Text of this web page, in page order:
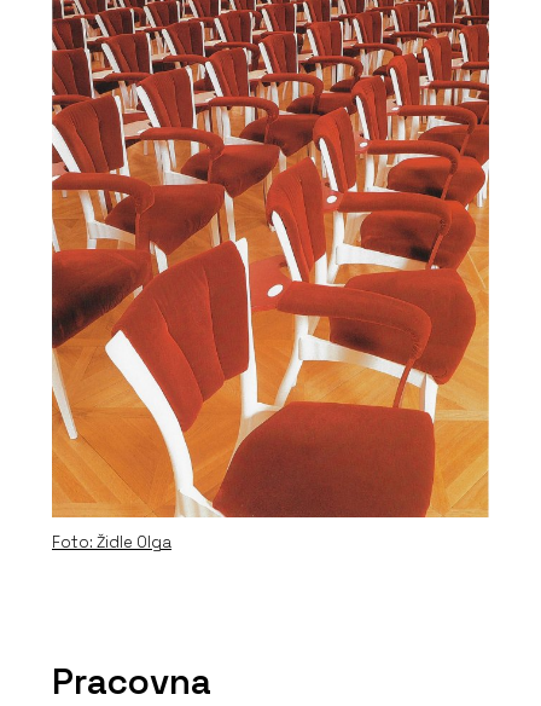
Foto: Židle Olga
Pracovna